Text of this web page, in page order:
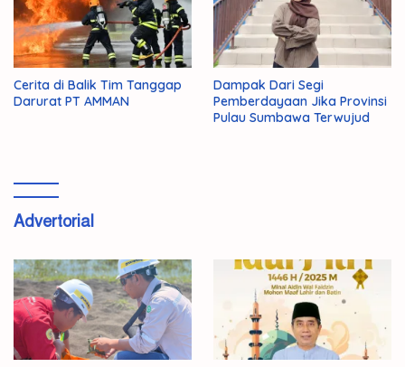
Cerita di Balik Tim Tanggap
Darurat PT AMMAN
Dampak Dari Segi
Pemberdayaan Jika Provinsi
Pulau Sumbawa Terwujud
Advertorial